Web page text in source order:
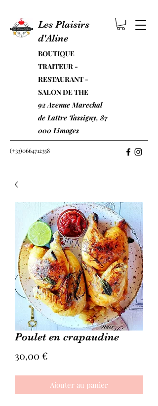
Les Plaisirs
d'Aline
BOUTIQUE
TRAITEUR -
RESTAURANT -
SALON DE THE
92 Avenue Marechal
de Lattre Tassigny, 87
000 Limoges
(+33)0664712358
Poulet en crapaudine
30,00 €
Ajouter au panier